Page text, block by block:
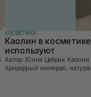
КОСМЕТИКА
Каолин в
используют
Автор: Юлия Цебрик Каолин в косметологии – это
природный минерал,